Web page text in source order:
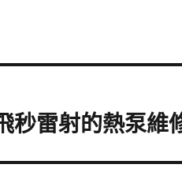
雷射的熱泵維